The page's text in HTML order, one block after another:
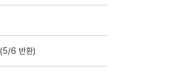
6 반환)